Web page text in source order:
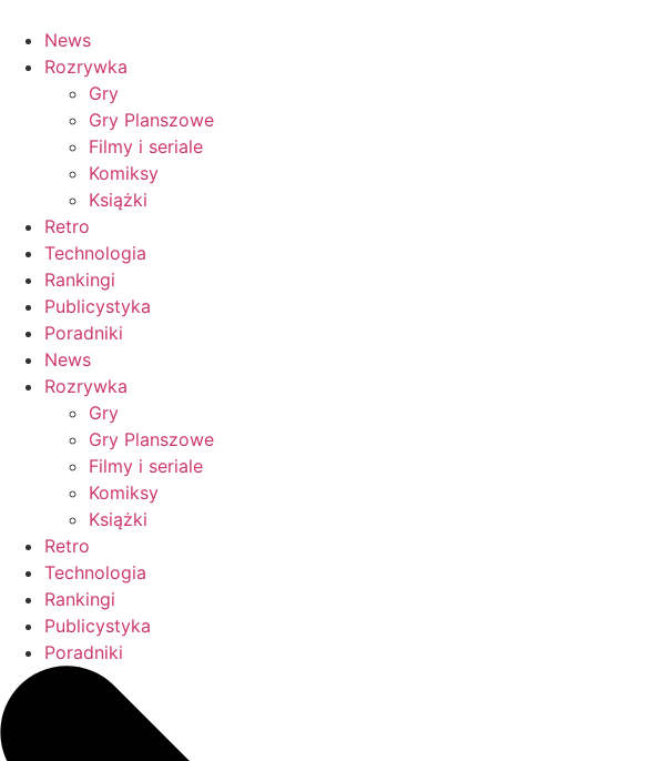
News
Rozrywka
Gry
Gry Planszowe
Filmy i seriale
Komiksy
Książki
Retro
Technologia
Rankingi
Publicystyka
Poradniki
News
Rozrywka
Gry
Gry Planszowe
Filmy i seriale
Komiksy
Książki
Retro
Technologia
Rankingi
Publicystyka
Poradniki